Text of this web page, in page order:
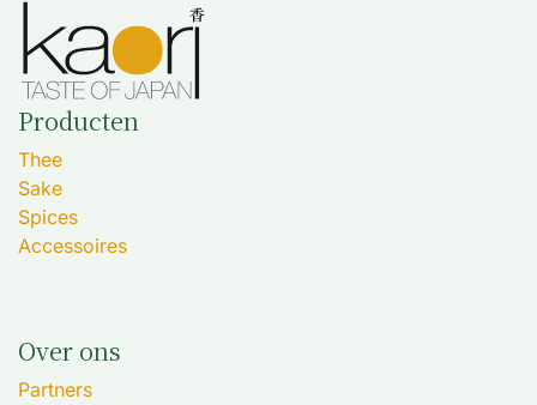
Producten
Thee
Sake
Spices
Accessoires
Over ons
Partners